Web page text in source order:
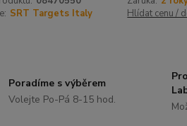
SRT Targets Italy Hlídat cenu /
Poradíme s výběrem
Volejte Po-Pá 8-15 hod.